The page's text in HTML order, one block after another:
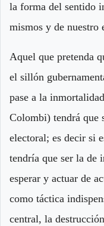
la forma del sentido
mismos y de nuestro
Aquel que pretenda
el sillón
pase a la
Colombi) tendrá que
electoral; es decir si
tendría que ser la de
esperar y actuar de
como táctica
central, la